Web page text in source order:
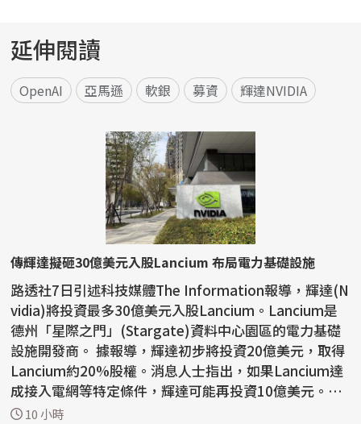
延伸閱讀
OpenAI 亞馬遜 軟銀 募資 輝達NVIDIA
傳輝達擬砸30億美元入股Lancium 布局電力基礎設施
路透社7日引述科技媒體The Information報導，輝達(N
vidia)將投資最多30億美元入股Lancium。Lancium是
德州「星際之門」(Stargate)資料中心園區的電力基礎
設施開發商。 據報導，輝達初步將投資20億美元，取得
Lancium約20%股權。消息人士指出，如果Lancium達
成接入電網等特定條件，輝達可能再投資10億美元。La
ncium已獲黑...
10 小時